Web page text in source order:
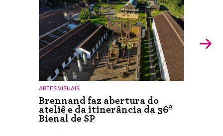
ARTES VISUAIS
Brennand faz abertura do
ateliê e da itinerância da 36ª
Bienal de SP